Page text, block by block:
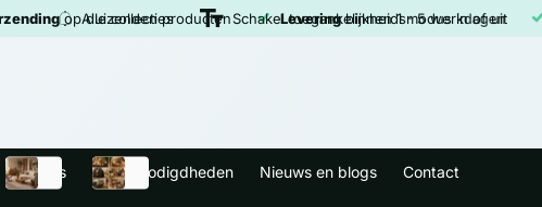
duizenden producten Leveringbinnen 1 - 5 werkdagen
Alle collecties Schakel toegankelijkheidsmodus in of uit
Meubels Dierbenodigdheden Nieuws en blogs Contact